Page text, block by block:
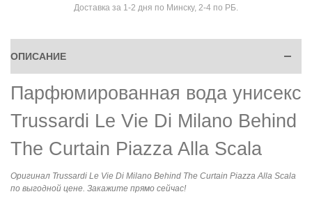
Доставка за 1-2 дня по Минску, 2-4 по РБ.
ОПИСАНИЕ
Парфюмированная вода унисекс
Trussardi Le Vie Di Milano Behind
The Curtain Piazza Alla Scala
Оригинал Trussardi Le Vie Di Milano Behind The Curtain Piazza Alla Scala
по выгодной цене. Закажите прямо сейчас!